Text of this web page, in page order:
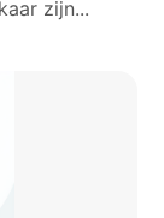
zijn...